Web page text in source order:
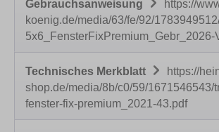
Gebrauchsanweisung
https://
koenig.de/media/63/fe/92/
5x6_FensterFixPremium_Gebr_2026-
Technisches Merkblatt
https://
shop.de/media/8b/c0/59/1671546543/
fenster-fix-premium_2021-43.pdf